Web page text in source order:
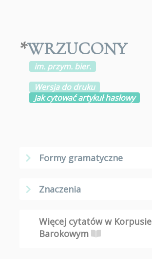
*WRZUCONY
im. przym. bier.
Wersja do druku
Jak cytować artykuł hasłowy
Formy gramatyczne
Znaczenia
Więcej cytatów w Korpusie
Barokowym